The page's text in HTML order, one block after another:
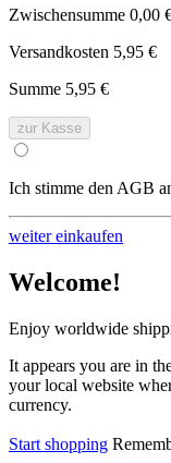
Zwischensumme 0,00
Versandkosten 5,95 €
Summe 5,95 €
zur Kasse
Ich stimme den AGB
weiter einkaufen
Welcome!
Enjoy worldwide
It appears you are in
your local website
currency.
Start shopping